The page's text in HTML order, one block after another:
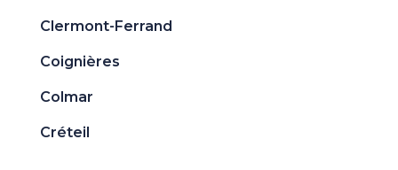
Clermont-Ferrand
Coignières
Colmar
Créteil